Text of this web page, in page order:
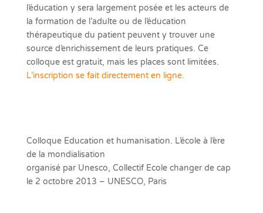
l’éducation y sera largement posée et les acteurs de
la formation de l’adulte ou de l’éducation
thérapeutique du patient peuvent y trouver une
source d’enrichissement de leurs pratiques. Ce
colloque est gratuit, mais les places sont limitées.
L’inscription se fait directement en ligne.
Colloque Education et humanisation. L’école à l’ère
de la mondialisation
organisé par Unesco, Collectif Ecole changer de cap
le 2 octobre 2013 – UNESCO, Paris